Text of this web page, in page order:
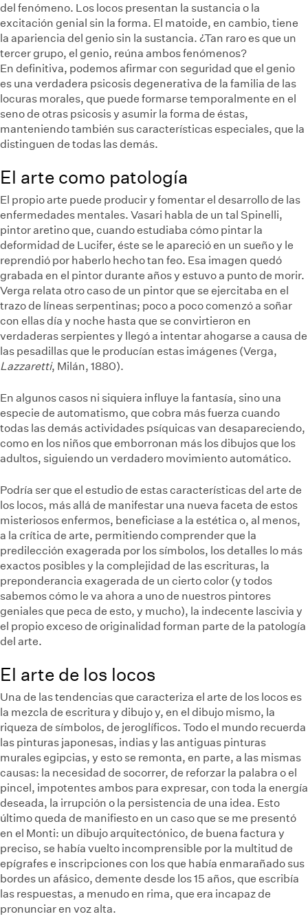
del fenómeno. Los locos presentan la sustancia o la
excitación genial sin la forma. El matoide, en cambio, tiene
la apariencia del genio sin la sustancia. ¿Tan raro es que un
tercer grupo, el genio, reúna ambos fenómenos?
En definitiva, podemos afirmar con seguridad que el genio
es una verdadera psicosis degenerativa de la familia de las
locuras morales, que puede formarse temporalmente en el
seno de otras psicosis y asumir la forma de éstas,
manteniendo también sus características especiales, que la
distinguen de todas las demás.
El arte como patología
El propio arte puede producir y fomentar el desarrollo de las
enfermedades mentales. Vasari habla de un tal Spinelli,
pintor aretino que, cuando estudiaba cómo pintar la
deformidad de Lucifer, éste se le apareció en un sueño y le
reprendió por haberlo hecho tan feo. Esa imagen quedó
grabada en el pintor durante años y estuvo a punto de morir.
Verga relata otro caso de un pintor que se ejercitaba en el
trazo de líneas serpentinas; poco a poco comenzó a soñar
con ellas día y noche hasta que se convirtieron en
verdaderas serpientes y llegó a intentar ahogarse a causa de
las pesadillas que le producían estas imágenes (Verga,
Lazzaretti, Milán, 1880).
En algunos casos ni siquiera influye la fantasía, sino una
especie de automatismo, que cobra más fuerza cuando
todas las demás actividades psíquicas van desapareciendo,
como en los niños que emborronan más los dibujos que los
adultos, siguiendo un verdadero movimiento automático.
Podría ser que el estudio de estas características del arte de
los locos, más allá de manifestar una nueva faceta de estos
misteriosos enfermos, beneficiase a la estética o, al menos,
a la crítica de arte, permitiendo comprender que la
predilección exagerada por los símbolos, los detalles lo más
exactos posibles y la complejidad de las escrituras, la
preponderancia exagerada de un cierto color (y todos
sabemos cómo le va ahora a uno de nuestros pintores
geniales que peca de esto, y mucho), la indecente lascivia y
el propio exceso de originalidad forman parte de la patología
del arte.
El arte de los locos
Una de las tendencias que caracteriza el arte de los locos es
la mezcla de escritura y dibujo y, en el dibujo mismo, la
riqueza de símbolos, de jeroglíficos. Todo el mundo recuerda
las pinturas japonesas, indias y las antiguas pinturas
murales egipcias, y esto se remonta, en parte, a las mismas
causas: la necesidad de socorrer, de reforzar la palabra o el
pincel, impotentes ambos para expresar, con toda la energía
deseada, la irrupción o la persistencia de una idea. Esto
último queda de manifiesto en un caso que se me presentó
en el Monti: un dibujo arquitectónico, de buena factura y
preciso, se había vuelto incomprensible por la multitud de
epígrafes e inscripciones con los que había enmarañado sus
bordes un afásico, demente desde los 15 años, que escribía
las respuestas, a menudo en rima, que era incapaz de
pronunciar en voz alta.